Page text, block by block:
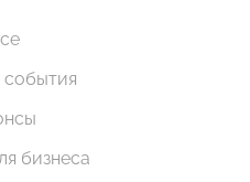
события
бизнеса